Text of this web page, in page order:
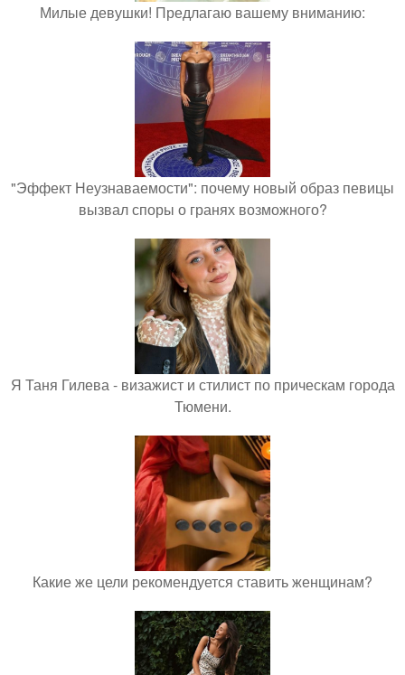
Милые девушки! Предлагаю вашему вниманию:
"Эффект Неузнаваемости": почему новый образ певицы
вызвал споры о гранях возможного?
Я Таня Гилева - визажист и стилист по прическам города
Тюмени.
Какие же цели рекомендуется ставить женщинам?